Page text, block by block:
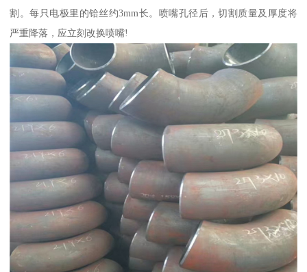
割。每只电极里的铪丝约3mm长。喷嘴孔径后，切割质量及厚度将
严重降落，应立刻改换喷嘴!